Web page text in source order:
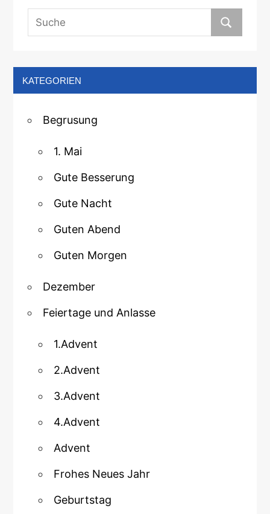
KATEGORIEN
Begrusung
1. Mai
Gute Besserung
Gute Nacht
Guten Abend
Guten Morgen
Dezember
Feiertage und Anlasse
1.Advent
2.Advent
3.Advent
4.Advent
Advent
Frohes Neues Jahr
Geburtstag